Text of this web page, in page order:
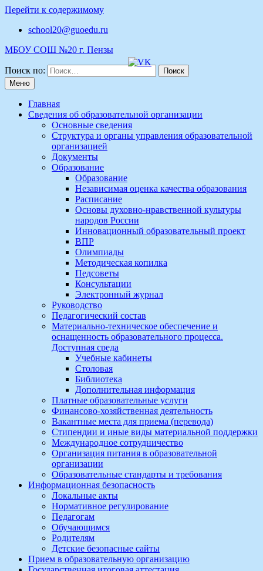
Перейти к содержимому
school20@guoedu.ru
МБОУ СОШ №20 г. Пензы
Поиск по:
Меню
Главная
Сведения об образовательной организации
Основные сведения
Структура и органы управления образовательной
организацией
Документы
Образование
Образование
Независимая оценка качества образования
Расписание
Основы духовно-нравственной культуры
народов России
Инновационный образовательный проект
ВПР
Олимпиады
Методическая копилка
Педсоветы
Консультации
Электронный журнал
Руководство
Педагогический состав
Материально-техническое обеспечение и
оснащенность образовательного процесса.
Доступная среда
Учебные кабинеты
Столовая
Библиотека
Дополнительная информация
Платные образовательные услуги
Финансово-хозяйственная деятельность
Вакантные места для приема (перевода)
Стипендии и иные виды материальной поддержки
Международное сотрудничество
Организация питания в образовательной
организации
Образовательные стандарты и требования
Информационная безопасность
Локальные акты
Нормативное регулирование
Педагогам
Обучающимся
Родителям
Детские безопасные сайты
Прием в образовательную организацию